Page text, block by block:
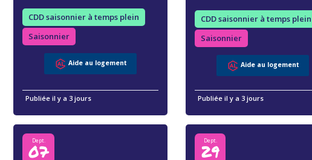
CDD saisonnier à temps plein
Saisonnier
Aide au logement
Publiée il y a 3 jours
CDD saisonnier à temps plein
Saisonnier
Aide au logement
Publiée il y a 3 jours
Dept.
07 Dept.
29